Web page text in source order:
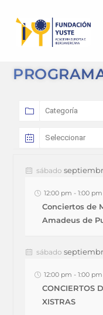
sábado
12:00 pm -1:00 pm
Conciertos de
Amadeus de
sábado
12:00 pm -1:00 pm
CONCIERTOS
XISTRAS